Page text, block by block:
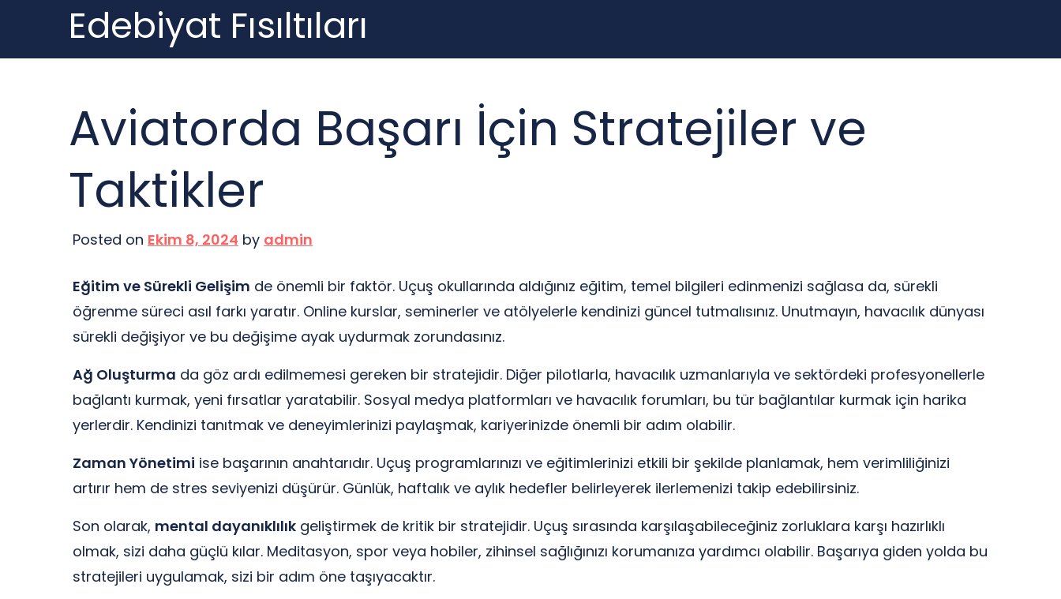
content
Edebiyat Fısıltıları
Aviatorda Başarı İçin Stratejiler ve
Taktikler
Posted on Ekim 8, 2024 by admin
Eğitim ve Sürekli Gelişim de önemli bir faktör. Uçuş okullarında aldığınız eğitim, temel bilgileri edinmenizi sağlasa da, sürekli
öğrenme süreci asıl farkı yaratır. Online kurslar, seminerler ve atölyelerle kendinizi güncel tutmalısınız. Unutmayın, havacılık dünyası
sürekli değişiyor ve bu değişime ayak uydurmak zorundasınız.
Ağ Oluşturma da göz ardı edilmemesi gereken bir stratejidir. Diğer pilotlarla, havacılık uzmanlarıyla ve sektördeki profesyonellerle
bağlantı kurmak, yeni fırsatlar yaratabilir. Sosyal medya platformları ve havacılık forumları, bu tür bağlantılar kurmak için harika
yerlerdir. Kendinizi tanıtmak ve deneyimlerinizi paylaşmak, kariyerinizde önemli bir adım olabilir.
Zaman Yönetimi ise başarının anahtarıdır. Uçuş programlarınızı ve eğitimlerinizi etkili bir şekilde planlamak, hem verimliliğinizi
artırır hem de stres seviyenizi düşürür. Günlük, haftalık ve aylık hedefler belirleyerek ilerlemenizi takip edebilirsiniz.
Son olarak, mental dayanıklılık geliştirmek de kritik bir stratejidir. Uçuş sırasında karşılaşabileceğiniz zorluklara karşı hazırlıklı
olmak, sizi daha güçlü kılar. Meditasyon, spor veya hobiler, zihinsel sağlığınızı korumanıza yardımcı olabilir. Başarıya giden yolda bu
stratejileri uygulamak, sizi bir adım öne taşıyacaktır.